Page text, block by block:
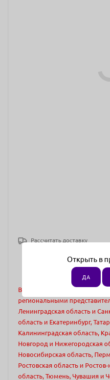
Рассчитать доставку
Внимание! Нет поставок в
региональными
Ленинградская область и
область и Екатеринбург,
Калининградская область,
Новгород и Нижегородская
Новосибирская область,
Ростовская область и
область, Тюмень, Чувашия и
Открыть в
ДА